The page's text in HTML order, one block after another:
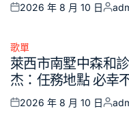
Posted
2026 年 8 月 10 日
Posted
in
歌單
萊西市南墅中森和
杰：任務地點 必幸
Posted
2026 年 8 月 10 日